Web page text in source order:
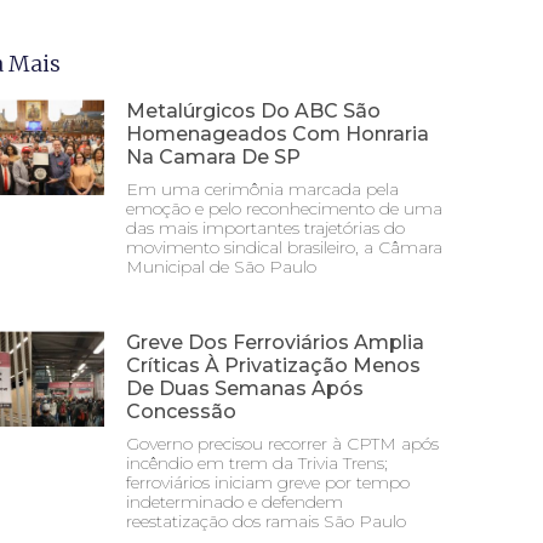
Mais
Metalúrgicos Do ABC São
Homenageados Com Honraria
Na Camara De SP
Em uma cerimônia marcada pela
emoção e pelo reconhecimento de uma
das mais importantes trajetórias do
movimento sindical brasileiro, a Câmara
Municipal de São Paulo
Greve Dos Ferroviários Amplia
Críticas À Privatização Menos
De Duas Semanas Após
Concessão
Governo precisou recorrer à CPTM após
incêndio em trem da Trivia Trens;
ferroviários iniciam greve por tempo
indeterminado e defendem
reestatização dos ramais São Paulo